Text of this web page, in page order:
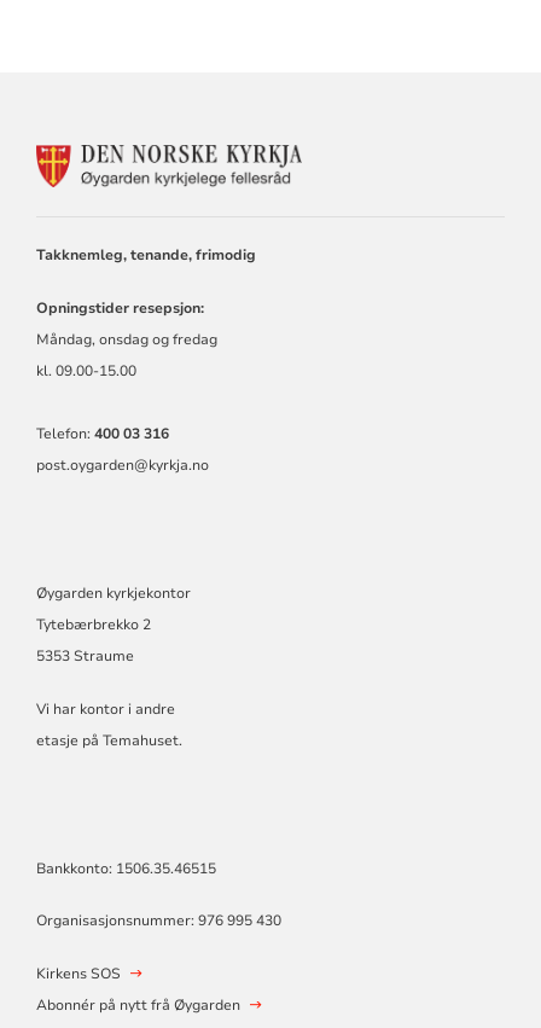
KONTAKTINFORMASJON
Takknemleg, tenande, frimodig
Opningstider resepsjon:
Måndag, onsdag og fredag
kl. 09.00-15.00
Telefon: 400 03 316
post.oygarden@kyrkja.no
Øygarden kyrkjekontor
Tytebærbrekko 2
5353 Straume
Vi har kontor i andre
etasje på Temahuset.
Bankkonto: 1506.35.46515
Organisasjonsnummer: 976 995 430
Kirkens SOS
Abonnér på nytt frå Øygarden